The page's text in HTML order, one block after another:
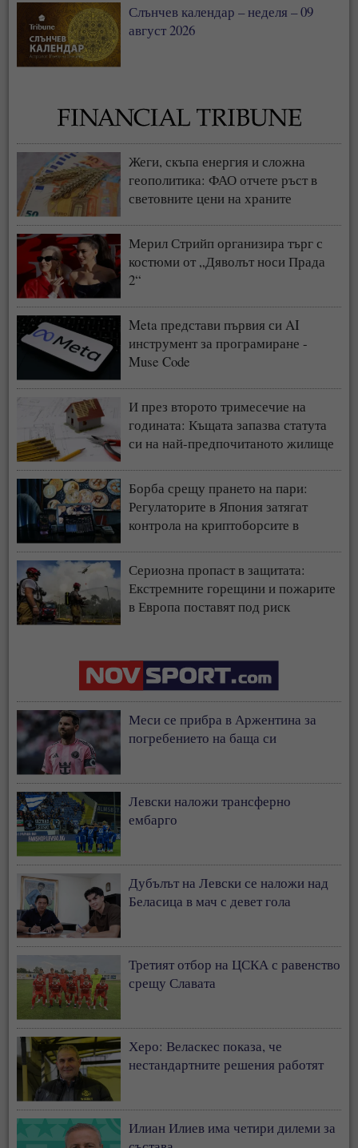
Слънчев календар – неделя – 09
август 2026
Жеги, скъпа енергия и сложна
геополитика: ФАО отчете ръст в
световните цени на храните
Мерил Стрийп организира търг с
костюми от „Дяволът носи Прада
2“
Meta представи първия си AI
инструмент за програмиране -
Muse Code
И през второто тримесечие на
годината: Къщата запазва статута
си на най-предпочитаното жилище
Борба срещу прането на пари:
Регулаторите в Япония затягат
контрола на криптоборсите в
Сериозна пропаст в защитата:
Екстремните горещини и пожарите
в Европа поставят под риск
Меси се прибра в Аржентина за
погребението на баща си
Левски наложи трансферно
ембарго
Дубълът на Левски се наложи над
Беласица в мач с девет гола
Третият отбор на ЦСКА с равенство
срещу Славата
Херо: Веласкес показа, че
нестандартните решения работят
Илиан Илиев има четири дилеми за